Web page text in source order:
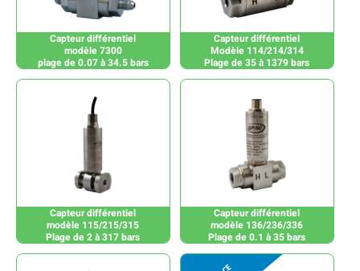
Capteur différentiel
modèle 7300
plage de 0.07 à 34.5 bars
Capteur différentiel
Modèle 114/214/314
Plage de 35 à 1379 bars
Capteur différentiel
modèle 115/215/315
Plage de 2 à 317 bars
Capteur différentiel
modèle 136/236/336
Plage de 0.1 à 35 bars